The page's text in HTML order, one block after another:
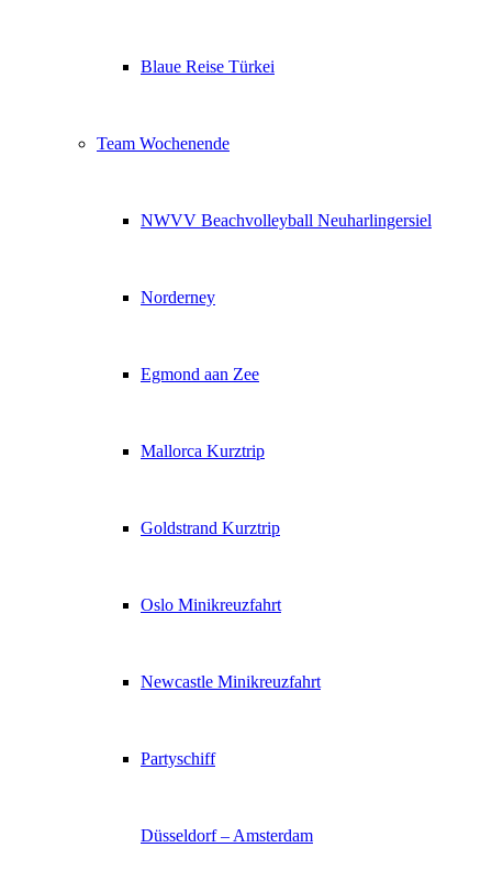
Blaue Reise Türkei
Team Wochenende
NWVV Beachvolleyball Neuharlingersiel
Norderney
Egmond aan Zee
Mallorca Kurztrip
Goldstrand Kurztrip
Oslo Minikreuzfahrt
Newcastle Minikreuzfahrt
Partyschiff
Düsseldorf – Amsterdam